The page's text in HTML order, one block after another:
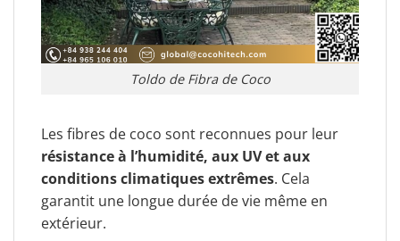
Toldo de Fibra de Coco
Les fibres de coco sont reconnues pour leur
résistance à l’humidité, aux UV et aux
conditions climatiques extrêmes. Cela
garantit une longue durée de vie même en
extérieur.